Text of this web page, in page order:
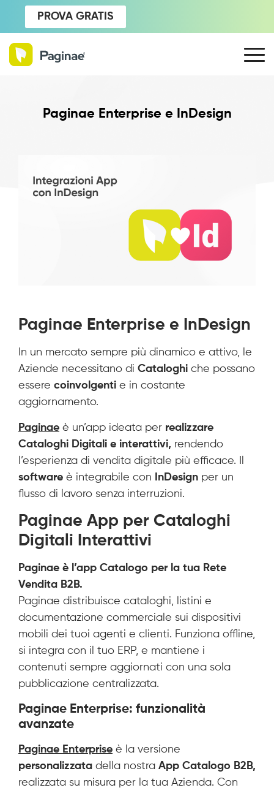
PROVA GRATIS
Paginae Enterprise e InDesign
Paginae Enterprise e InDesign
In un mercato sempre più dinamico e attivo, le
Aziende necessitano di Cataloghi che possano
essere coinvolgenti e in costante
aggiornamento.
Paginae è un’app ideata per realizzare
Cataloghi Digitali e interattivi, rendendo
l’esperienza di vendita digitale più efficace. Il
software è integrabile con InDesign per un
flusso di lavoro senza interruzioni.
Paginae App per Cataloghi
Digitali Interattivi
Paginae è l’app Catalogo per la tua Rete
Vendita B2B.
Paginae distribuisce cataloghi, listini e
documentazione commerciale sui dispositivi
mobili dei tuoi agenti e clienti. Funziona offline,
si integra con il tuo ERP, e mantiene i
contenuti sempre aggiornati con una sola
pubblicazione centralizzata.
Paginae Enterprise: funzionalità
avanzate
Paginae Enterprise è la versione
personalizzata della nostra App Catalogo B2B,
realizzata su misura per la tua Azienda. Con